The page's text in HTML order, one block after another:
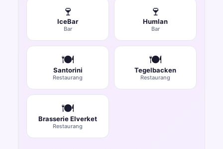
🍷
IceBar
Bar
🍷
Humlan
Bar
🍽️
Santorini
Restaurang
🍽️
Tegelbacken
Restaurang
🍽️
Brasserie Elverket
Restaurang